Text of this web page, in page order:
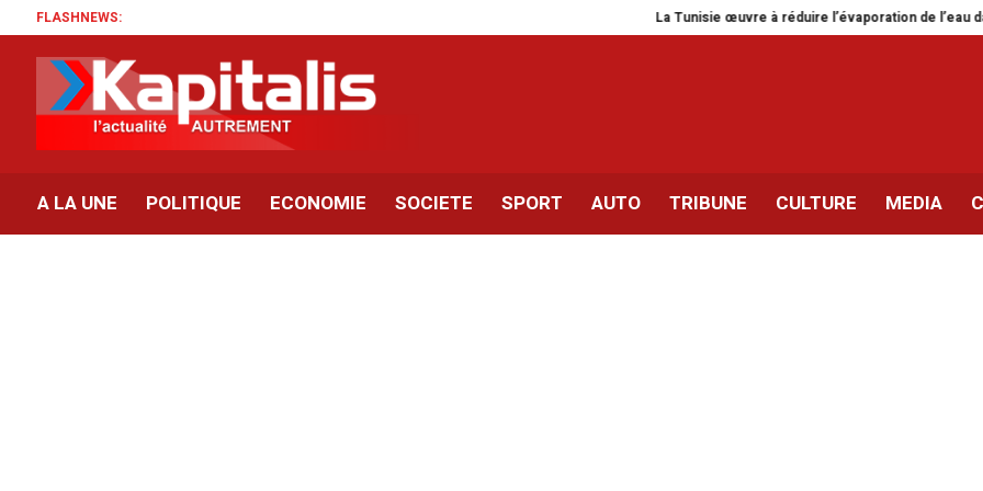
FLASHNEWS: La Tunisie œuvre à réduire l’évaporation de l’eau dans les
A LA UNE POLITIQUE ECONOMIE SOCIETE SPORT AUTO TRIBUNE CULTURE MEDIA